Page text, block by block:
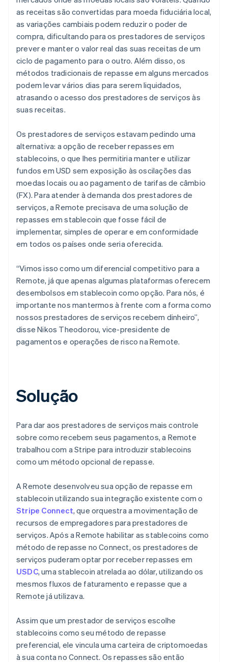
as receitas são convertidas para moeda fiduciária local,
as variações cambiais podem reduzir o poder de
compra, dificultando para os prestadores de serviços
prever e manter o valor real das suas receitas de um
ciclo de pagamento para o outro. Além disso, os
métodos tradicionais de repasse em alguns mercados
podem levar vários dias para serem liquidados,
atrasando o acesso dos prestadores de serviços às
suas receitas.
Os prestadores de serviços estavam pedindo uma
alternativa: a opção de receber repasses em
stablecoins, o que lhes permitiria manter e utilizar
fundos em USD sem exposição às oscilações das
moedas locais ou ao pagamento de tarifas de câmbio
(FX). Para atender à demanda dos prestadores de
serviços, a Remote precisava de uma solução de
repasses em stablecoin que fosse fácil de
implementar, simples de operar e em conformidade
em todos os países onde seria oferecida.
“Vimos isso como um diferencial competitivo para a
Remote, já que apenas algumas plataformas oferecem
desembolsos em stablecoin como opção. Para nós, é
importante nos mantermos à frente com a forma como
nossos prestadores de serviços recebem dinheiro”,
disse Nikos Theodorou, vice-presidente de
pagamentos e operações de risco na Remote.
Solução
Para dar aos prestadores de serviços mais controle
sobre como recebem seus pagamentos, a Remote
trabalhou com a Stripe para introduzir stablecoins
como um método opcional de repasse.
A Remote desenvolveu sua opção de repasse em
stablecoin utilizando sua integração existente com o
Stripe Connect, que orquestra a movimentação de
recursos de empregadores para prestadores de
serviços. Após a Remote habilitar as stablecoins como
método de repasse no Connect, os prestadores de
serviços puderam optar por receber repasses em
USDC, uma stablecoin atrelada ao dólar, utilizando os
mesmos fluxos de faturamento e repasse que a
Remote já utilizava.
Assim que um prestador de serviços escolhe
stablecoins como seu método de repasse
preferencial, ele vincula uma carteira de criptomoedas
à sua conta no Connect. Os repasses são então